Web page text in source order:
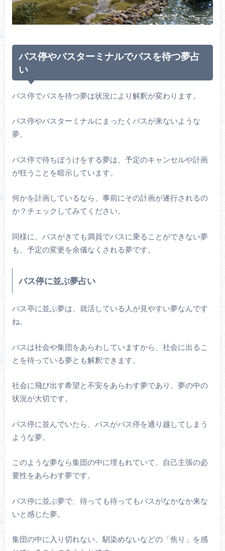
バス停やバスターミナルでバスを待つ夢占
い
バス停でバスを待つ夢は状況により解釈が変わります。
バス停やバスターミナルにまったくバスが来ないような
夢。
バス停で待ちぼうけをする夢は、予定のキャンセルや計画
が狂うことを暗示しています。
何かを計画しているなら、事前にその計画が遂行されるの
か？チェックしてみてください。
同様に、バスがきても満員でバスに乗ることができない夢
も、予定の変更を余儀なくされる夢です。
バス停に並ぶ夢占い
バス亭に並ぶ夢は、就活している人が見やすい夢なんです
ね。
バスは社会や集団をあらわしていますから、社会に出るこ
とを待っている夢とも解釈できます。
社会に飛び出す希望と不安をあらわす夢であり、夢の中の
状況が大切です。
バス停に並んでいたら、バスがバス停を通り越してしまう
ような夢。
このような夢なら集団の中に埋もれていて、自己主張の必
要性をあらわす夢です。
バス停に並ぶ夢で、待っても待ってもバスがなかなか来な
いと感じた夢。
集団の中に入り切れない、馴染めないなどの「焦り」を感